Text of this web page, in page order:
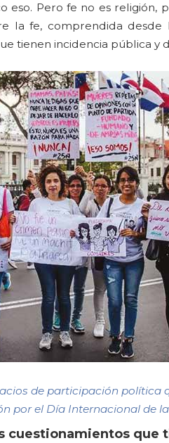
eso. Pero fe no es
la fe, comprendida desde
tienen incidencia pública y
de participación política
por el Día Internacional de
cuestionamientos que